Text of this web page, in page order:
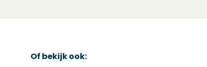
Of bekijk ook: